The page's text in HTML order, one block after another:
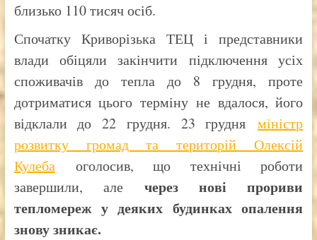
близько 110 тисяч осіб.
Спочатку Криворізька ТЕЦ і представники
влади обіцяли закінчити підключення усіх
споживачів до тепла до 8 грудня, проте
дотриматися цього терміну не вдалося, його
відклали до 22 грудня. 23 грудняміністр
розвитку громад та територій Олексій
Кулебаоголосив, що технічні роботи
завершили, алечерез нові прориви
тепломереж у деяких будинках опалення
знову зникає.